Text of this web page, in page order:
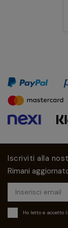
Iscriviti alla
Rimani
Ho letto e accetto